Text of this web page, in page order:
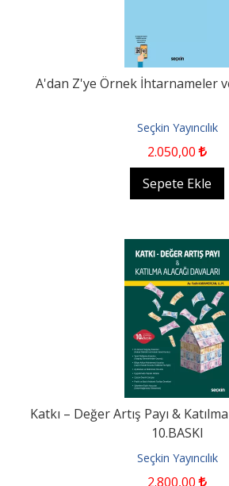
A'dan Z'ye Örnek İhtarnameler
Seçkin Yayıncılık
2.050,00
Sepete Ekle
Katkı – Değer Artış Payı &
10.BASKI
Seçkin Yayıncılık
2.800,00